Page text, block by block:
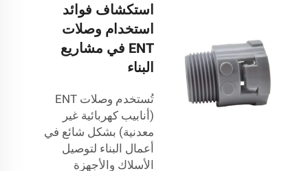
استكشاف فوائد
استخدام وصلات
ENT في مشاريع
البناء
تُستخدم وصلات ENT
(أنابيب كهربائية غير
معدنية) بشكل شائع في
أعمال البناء لتوصيل
الأسلاك والأجهزة